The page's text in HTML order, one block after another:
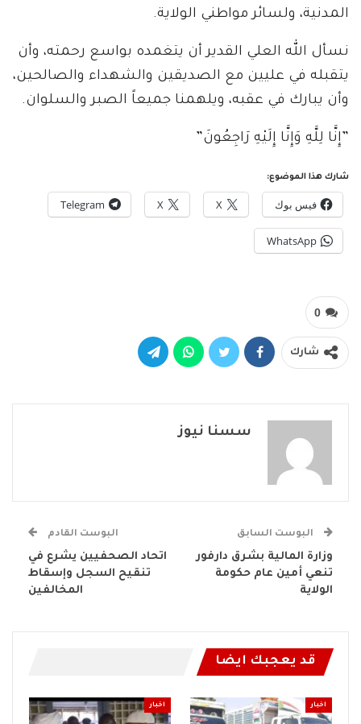
المدنية، ولسائر مواطني الولاية.
​نسأل الله العلي القدير أن يتغمده بواسع رحمته، وأن
يتقبله في عليين مع الصديقين والشهداء والصالحين،
وأن يبارك في عقبه، ويلهمنا جميعاً الصبر والسلوان.
​”إِنَّا لِلَّهِ وَإِنَّا إِلَيْهِ رَاجِعُونَ”
شارك هذا الموضوع:
فيس بوك X
X
Telegram
WhatsApp
0
شارك
سسنا نيوز
البوست السابق
وزارة المالية بشرق دارفور
تنعي أمين عام حكومة
الولاية
البوست القادم
اتحاد الصحفيين يشرع في
تنقيح السجل وإسقاط
المخالفين
قد يعجبك ايضا
اخبار اخبار